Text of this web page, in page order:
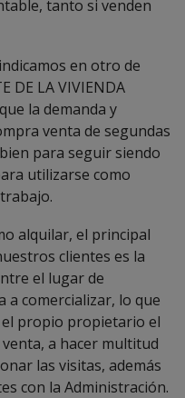
tanto si venden
en otro de
DE LA VIVIENDA
la demanda y
venta de segundas
para seguir siendo
utilizarse como
alquilar, el principal
clientes es la
el lugar de
a comercializar, lo que
el propio propietario el
a hacer multitud
las visitas, además
con la Administración.